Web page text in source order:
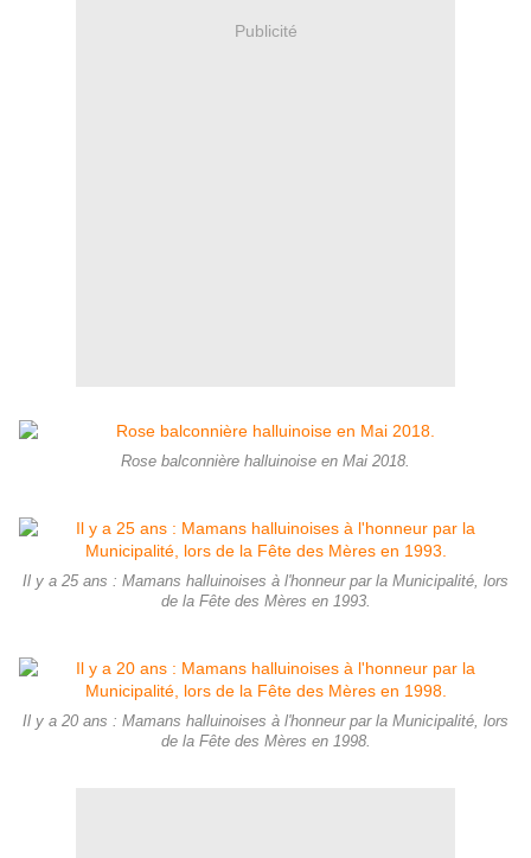
Publicité
Rose balconnière halluinoise en Mai 2018.
Il y a 25 ans : Mamans halluinoises à l'honneur par la Municipalité, lors
de la Fête des Mères en 1993.
Il y a 20 ans : Mamans halluinoises à l'honneur par la Municipalité, lors
de la Fête des Mères en 1998.